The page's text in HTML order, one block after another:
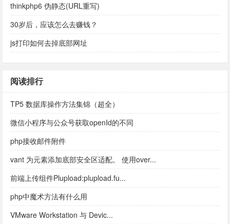
thinkphp6 伪静态(URL重写)
30岁后，应该怎么去赚钱？
js打印如何去掉底部网址
阅读排行
TP5 数据库操作方法集锦（超全）
微信小程序与公众号获取openId的不同
php接收邮件附件
vant 为元素添加底部安全区适配。 使用over...
前端上传组件Plupload:plupload.fu...
php中魔术方法有什么用
VMware Workstation 与 Devic...